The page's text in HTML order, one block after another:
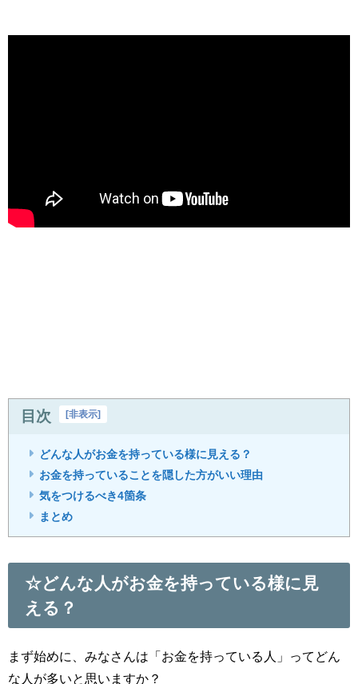
目次 非表示
どんな人がお金を持っている様に見える？
お金を持っていることを隠した方がいい理由
気をつけるべき4箇条
まとめ
☆どんな人がお金を持っている様に見
える？
まず始めに、みなさんは「お金を持っている人」ってどん
な人が多いと思いますか？